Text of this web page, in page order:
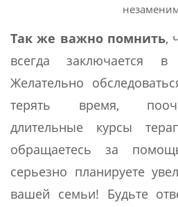
Так же важно помнить,
всегда заключается
Желательно
терять время,
длительные курсы
обращаетесь за
серьезно планируете
вашей семьи! Будьте